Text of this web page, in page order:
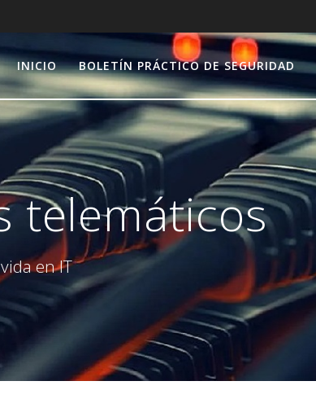
INICIO BOLETÍN PRÁCTICO DE SEGURIDAD
telemáticos
en IT